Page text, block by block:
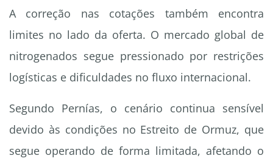
A correção nas cotações também encontra
limites no lado da oferta. O mercado global de
nitrogenados segue pressionado por restrições
logísticas e dificuldades no fluxo internacional.
Segundo Pernías, o cenário continua sensível
devido às condições no Estreito de Ormuz, que
segue operando de forma limitada, afetando o